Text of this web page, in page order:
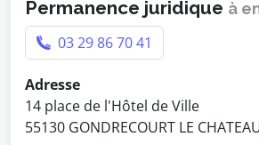
Permanence juridique à
03 29 86 70 41
Adresse
14 place de l'Hôtel de Ville
55130 GONDRECOURT LE